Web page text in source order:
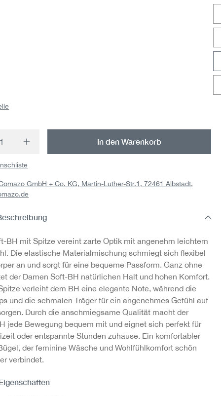
Anzahl: Gib den gewünschten Wert
In den Warenkorb
GmbH + Co. KG, Martin-Luther-Str.1, 72461 Albstadt,
BH mit Spitze vereint zarte Optik mit angenehm leichtem
Die elastische Materialmischung schmiegt sich flexibel
an und sorgt für eine bequeme Passform. Ganz ohne
der Damen Soft-BH natürlichen Halt und hohen Komfort.
verleiht dem BH eine elegante Note, während die
und die schmalen Träger für ein angenehmes Gefühl auf
Durch die anschmiegsame Qualität macht der
jede Bewegung bequem mit und eignet sich perfekt für
oder entspannte Stunden zuhause. Ein komfortabler
der feminine Wäsche und Wohlfühlkomfort schön
verbindet.
Brasil-Slip mit Spitze
1
12,71 €
16,95 €
Wäschesäckchen
4,95 €